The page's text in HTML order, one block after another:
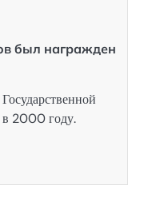
был награжден
2000 году.